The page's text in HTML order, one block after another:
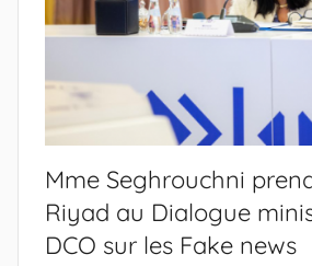
Mme Seghrouchni
Riyad au Dialogue
DCO sur les Fake news